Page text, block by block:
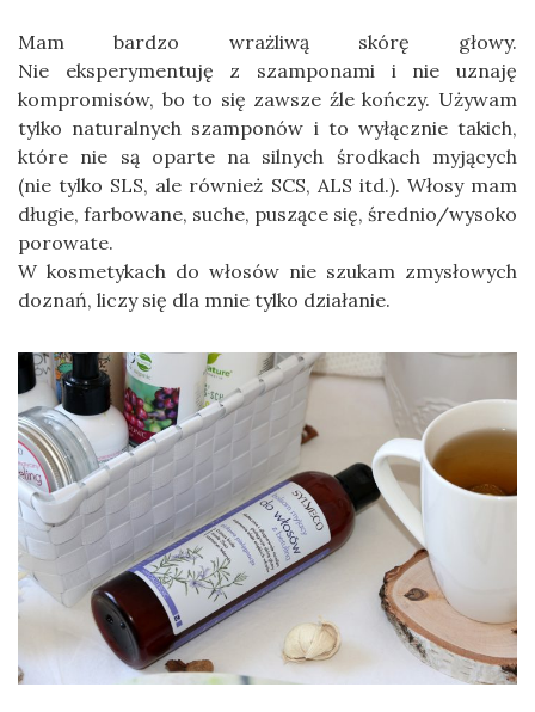
Mam bardzo wrażliwą skórę głowy.
Nie eksperymentuję z szamponami i nie uznaję
kompromisów, bo to się zawsze źle kończy. Używam
tylko naturalnych szamponów i to wyłącznie takich,
które nie są oparte na silnych środkach myjących
(nie tylko SLS, ale również SCS, ALS itd.). Włosy mam
długie, farbowane, suche, puszące się, średnio/wysoko
porowate.
W kosmetykach do włosów nie szukam zmysłowych
doznań, liczy się dla mnie tylko działanie.